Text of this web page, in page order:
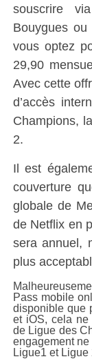
souscrire
Bouygues
vous optez
29,90
Avec cette
d’accès
Champions,
2.
Il est
couverture
globale de
de Netflix en
sera annuel,
plus
Pass mobile
disponible que
et iOS, cela ne
de Ligue des
engagement
Ligue1 et Ligue